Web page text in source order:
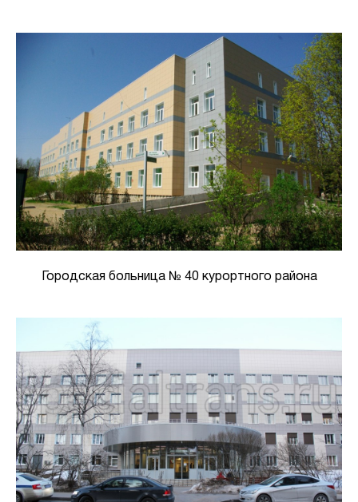
Городская больница № 40 курортного района